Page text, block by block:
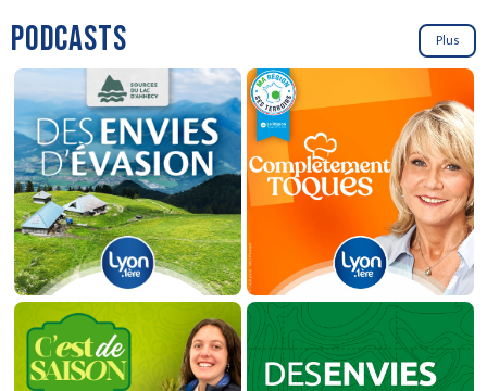
PODCASTS Plus